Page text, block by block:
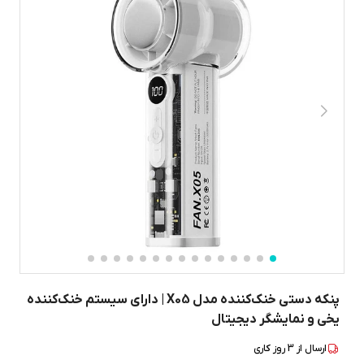
پنکه دستی خنک‌کننده مدل X05 | دارای سیستم خنک‌کننده
یخی و نمایشگر دیجیتال
ارسال از 3روز کاری